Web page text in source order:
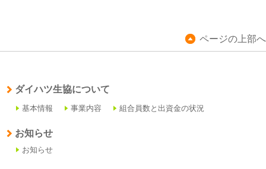
ページの上部へ
ダイハツ生協について
基本情報 事業内容 組合員数と出資金の状況
お知らせ
お知らせ